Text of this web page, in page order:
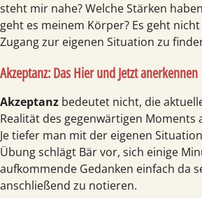
steht mir nahe? Welche Stärken
geht es meinem Körper? Es geht
Zugang zur eigenen Situation zu
Akzeptanz: Das Hier und Jetzt anerkennen
Akzeptanz bedeutet nicht, die
Realität des gegenwärtigen
Je tiefer man mit der eigenen
Übung schlägt Bär vor, sich einige
aufkommende Gedanken einfach da
anschließend zu notieren.